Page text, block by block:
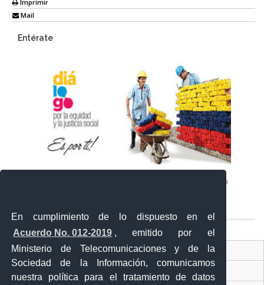
En cumplimiento de lo dispuesto en el
Acuerdo No. 012-2019 , emitido por el
Ministerio de Telecomunicaciones y de la
Sociedad de la Información, comunicamos
nuestra política para el tratamiento de datos
Imprimir
Mail
Entérate
Ventanilla Única Virtual
Ventanilla Única de Comercio Exterior